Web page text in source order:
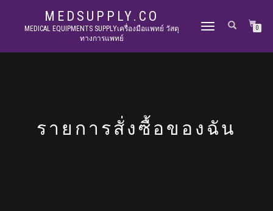
MEDSUPPLY.CO
MEDICAL EQUIPMENTS SUPPLYเครื่องมือแพทย์ วัสดุ
ทางการแพทย์
TOGGLE
0
รายการสั่งซื้อของฉัน